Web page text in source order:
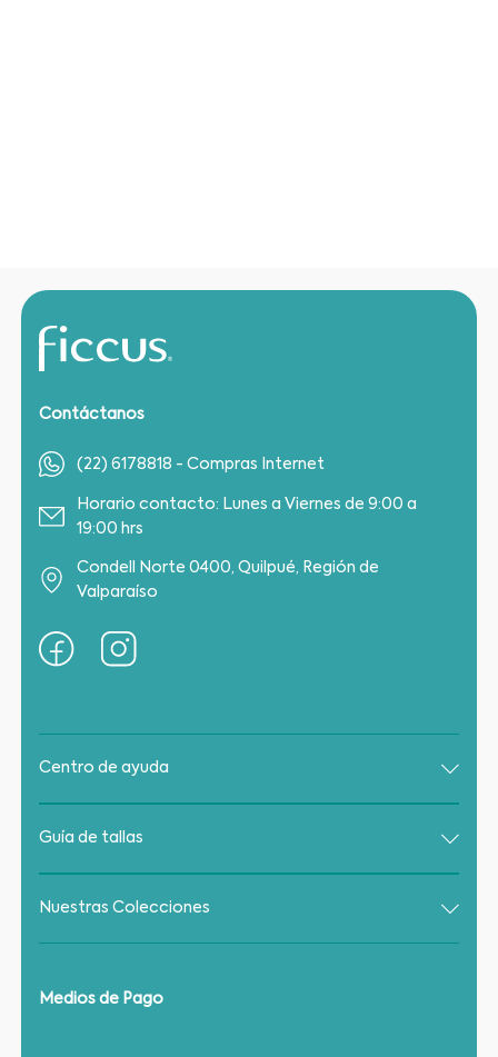
Horario contacto: Lunes a Viernes de 9:00 a
19:00 hrs
Condell Norte 0400, Quilpué, Región de
Valparaíso
Centro de ayuda
Guía de tallas
Nuestras Colecciones